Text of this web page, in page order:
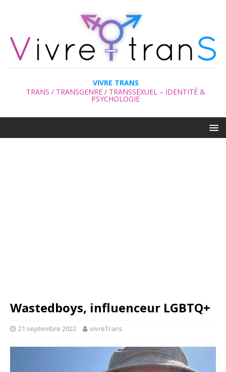
VIVRE TRANS
TRANS / TRANSGENRE / TRANSSEXUEL – IDENTITÉ &
PSYCHOLOGIE
Wastedboys, influenceur LGBTQ+
21 septembre 2022 vivreTrans